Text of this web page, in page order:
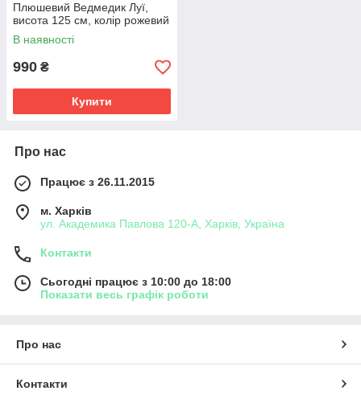
Плюшевий Ведмедик Луї,
висота 125 см, колір рожевий
В наявності
990 ₴
Купити
Про нас
Працює з 26.11.2015
м. Харків
ул. Академика Павлова 120-А, Харків, Україна
Контакти
Сьогодні працює з 10:00 до 18:00
Показати весь графік роботи
Про нас
Контакти